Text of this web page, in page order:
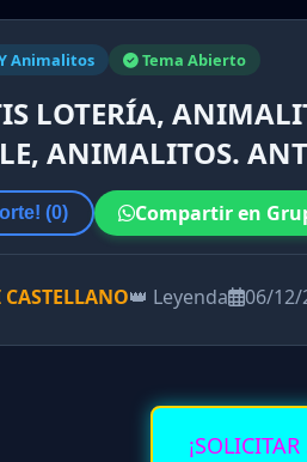
Animalitos Tema Abierto
LOTERÍA,
ANIMALITOS.
(0) Compartir en
👑 Leyenda 06/12/